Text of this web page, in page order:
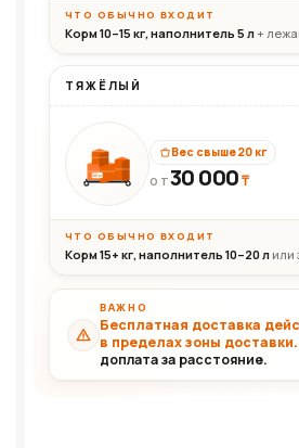
ЧТО ОБЫЧНО ВХОДИТ
Корм 10–15 кг, наполнитель 5 л+
ТЯЖЁЛЫЙ
30+кг
Вес свыше 20 кг
ОТ30 000₸
ЧТО ОБЫЧНО ВХОДИТ
Корм 15+ кг, наполнитель 10–20 л или
ВАЖНО
Бесплатная доставка
в пределах зоны доставки.
доплата за расстояние.